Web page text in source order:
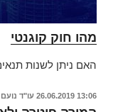
מהו חוק קוגנטי
האם ניתן לשנות
26.06.2019 13:06 עו"ד